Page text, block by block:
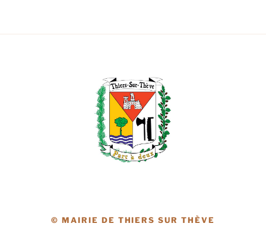
© MAIRIE DE THIERS SUR THÈVE